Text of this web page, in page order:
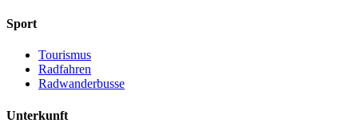
Sport
Tourismus
Radfahren
Radwanderbusse
Unterkunft